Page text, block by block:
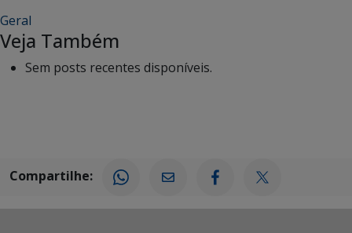
Geral
Veja Também
Sem posts recentes disponíveis.
Compartilhe: